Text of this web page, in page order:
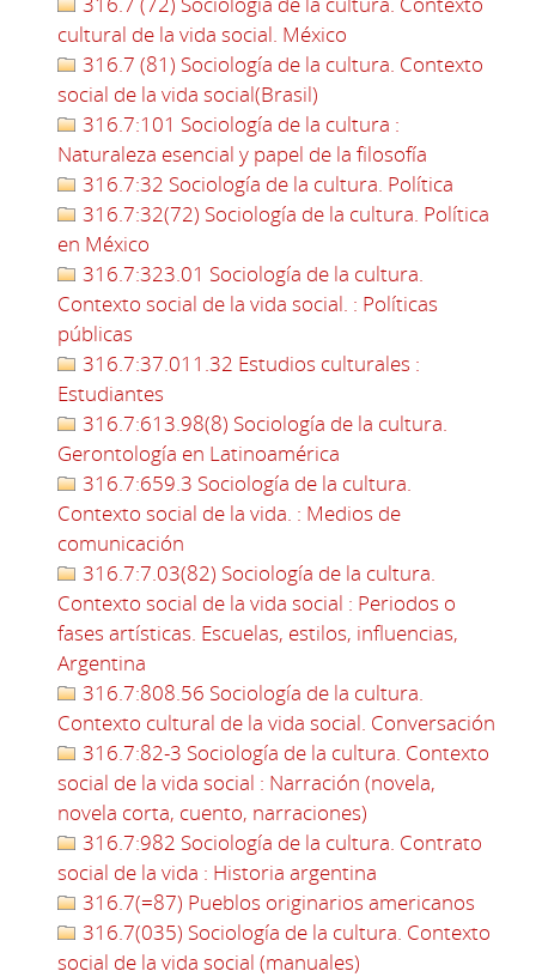
cultural de la vida social. México
316.7 (81) Sociología de la cultura. Contexto
social de la vida social(Brasil)
316.7:101 Sociología de la cultura :
Naturaleza esencial y papel de la filosofía
316.7:32 Sociología de la cultura. Política
316.7:32(72) Sociología de la cultura. Política
en México
316.7:323.01 Sociología de la cultura.
Contexto social de la vida social. : Políticas
públicas
316.7:37.011.32 Estudios culturales :
Estudiantes
316.7:613.98(8) Sociología de la cultura.
Gerontología en Latinoamérica
316.7:659.3 Sociología de la cultura.
Contexto social de la vida. : Medios de
comunicación
316.7:7.03(82) Sociología de la cultura.
Contexto social de la vida social : Periodos o
fases artísticas. Escuelas, estilos, influencias,
Argentina
316.7:808.56 Sociología de la cultura.
Contexto cultural de la vida social. Conversación
316.7:82-3 Sociología de la cultura. Contexto
social de la vida social : Narración (novela,
novela corta, cuento, narraciones)
316.7:982 Sociología de la cultura. Contrato
social de la vida : Historia argentina
316.7(=87) Pueblos originarios americanos
316.7(035) Sociología de la cultura. Contexto
social de la vida social (manuales)